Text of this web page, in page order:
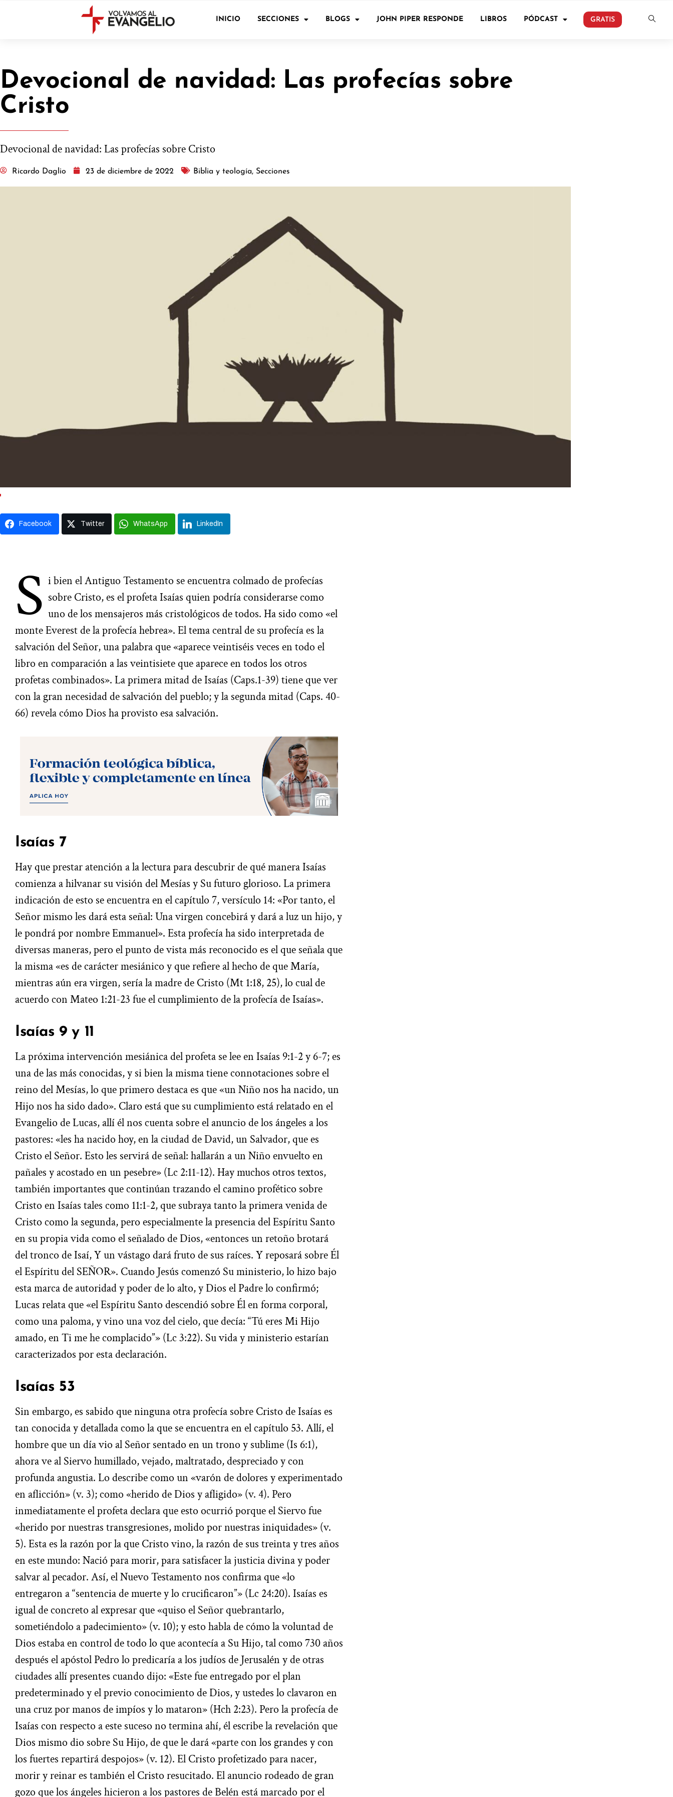
INICIO SECCIONES BLOGS JOHN PIPER RESPONDE LIBROS PÓDCAST GRATIS
Devocional de navidad: Las profecías sobre
Cristo
Devocional de navidad: Las profecías sobre Cristo
Ricardo Daglio 23 de diciembre de 2022 Biblia y teología, Secciones
Facebook Twitter WhatsApp LinkedIn
S i bien el Antiguo Testamento se encuentra colmado de profecías
sobre Cristo, es el profeta Isaías quien podría considerarse como
uno de los mensajeros más cristológicos de todos. Ha sido como «el
monte Everest de la profecía hebrea». El tema central de su profecía es la
salvación del Señor, una palabra que «aparece veintiséis veces en todo el
libro en comparación a las veintisiete que aparece en todos los otros
profetas combinados». La primera mitad de Isaías (Caps.1-39) tiene que ver
con la gran necesidad de salvación del pueblo; y la segunda mitad (Caps. 40-
66) revela cómo Dios ha provisto esa salvación.
Isaías 7
Hay que prestar atención a la lectura para descubrir de qué manera Isaías
comienza a hilvanar su visión del Mesías y Su futuro glorioso. La primera
indicación de esto se encuentra en el capítulo 7, versículo 14: «Por tanto, el
Señor mismo les dará esta señal: Una virgen concebirá y dará a luz un hijo, y
le pondrá por nombre Emmanuel». Esta profecía ha sido interpretada de
diversas maneras, pero el punto de vista más reconocido es el que señala que
la misma «es de carácter mesiánico y que refiere al hecho de que María,
mientras aún era virgen, sería la madre de Cristo (Mt 1:18, 25), lo cual de
acuerdo con Mateo 1:21-23 fue el cumplimiento de la profecía de Isaías».
Isaías 9 y 11
La próxima intervención mesiánica del profeta se lee en Isaías 9:1-2 y 6-7; es
una de las más conocidas, y si bien la misma tiene connotaciones sobre el
reino del Mesías, lo que primero destaca es que «un Niño nos ha nacido, un
Hijo nos ha sido dado». Claro está que su cumplimiento está relatado en el
Evangelio de Lucas, allí él nos cuenta sobre el anuncio de los ángeles a los
pastores: «les ha nacido hoy, en la ciudad de David, un Salvador, que es
Cristo el Señor. Esto les servirá de señal: hallarán a un Niño envuelto en
pañales y acostado en un pesebre» (Lc 2:11-12). Hay muchos otros textos,
también importantes que continúan trazando el camino profético sobre
Cristo en Isaías tales como 11:1-2, que subraya tanto la primera venida de
Cristo como la segunda, pero especialmente la presencia del Espíritu Santo
en su propia vida como el señalado de Dios, «entonces un retoño brotará
del tronco de Isaí, Y un vástago dará fruto de sus raíces. Y reposará sobre Él
el Espíritu del SEÑOR». Cuando Jesús comenzó Su ministerio, lo hizo bajo
esta marca de autoridad y poder de lo alto, y Dios el Padre lo confirmó;
Lucas relata que «el Espíritu Santo descendió sobre Él en forma corporal,
como una paloma, y vino una voz del cielo, que decía: “Tú eres Mi Hijo
amado, en Ti me he complacido”» (Lc 3:22). Su vida y ministerio estarían
caracterizados por esta declaración.
Isaías 53
Sin embargo, es sabido que ninguna otra profecía sobre Cristo de Isaías es
tan conocida y detallada como la que se encuentra en el capítulo 53. Allí, el
hombre que un día vio al Señor sentado en un trono y sublime (Is 6:1),
ahora ve al Siervo humillado, vejado, maltratado, despreciado y con
profunda angustia. Lo describe como un «varón de dolores y experimentado
en aflicción» (v. 3); como «herido de Dios y afligido» (v. 4). Pero
inmediatamente el profeta declara que esto ocurrió porque el Siervo fue
«herido por nuestras transgresiones, molido por nuestras iniquidades» (v.
5). Esta es la razón por la que Cristo vino, la razón de sus treinta y tres años
en este mundo: Nació para morir, para satisfacer la justicia divina y poder
salvar al pecador. Así, el Nuevo Testamento nos confirma que «lo
entregaron a “sentencia de muerte y lo crucificaron”» (Lc 24:20). Isaías es
igual de concreto al expresar que «quiso el Señor quebrantarlo,
sometiéndolo a padecimiento» (v. 10); y esto habla de cómo la voluntad de
Dios estaba en control de todo lo que acontecía a Su Hijo, tal como 730 años
después el apóstol Pedro lo predicaría a los judíos de Jerusalén y de otras
ciudades allí presentes cuando dijo: «Este fue entregado por el plan
predeterminado y el previo conocimiento de Dios, y ustedes lo clavaron en
una cruz por manos de impíos y lo mataron» (Hch 2:23). Pero la profecía de
Isaías con respecto a este suceso no termina ahí, él escribe la revelación que
Dios mismo dio sobre Su Hijo, de que le dará «parte con los grandes y con
los fuertes repartirá despojos» (v. 12). El Cristo profetizado para nacer,
morir y reinar es también el Cristo resucitado. El anuncio rodeado de gran
gozo que los ángeles hicieron a los pastores de Belén está marcado por el